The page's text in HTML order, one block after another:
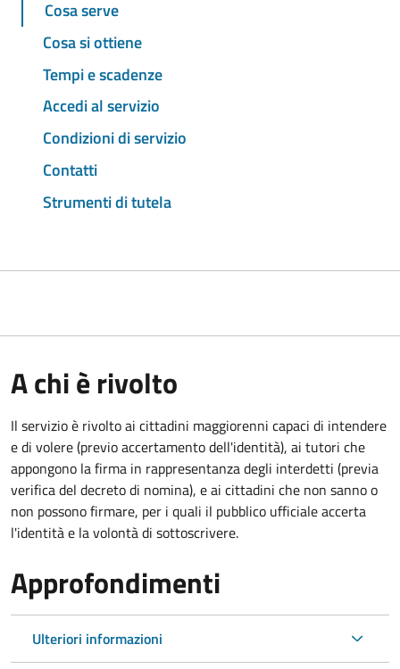
Cosa serve
Cosa si ottiene
Tempi e scadenze
Accedi al servizio
Condizioni di servizio
Contatti
Strumenti di tutela
A chi è rivolto
Il servizio è rivolto ai cittadini maggiorenni capaci di intendere
e di volere (previo accertamento dell'identità), ai tutori che
appongono la firma in rappresentanza degli interdetti (previa
verifica del decreto di nomina), e ai cittadini che non sanno o
non possono firmare, per i quali il pubblico ufficiale accerta
l'identità e la volontà di sottoscrivere.
Approfondimenti
Ulteriori informazioni